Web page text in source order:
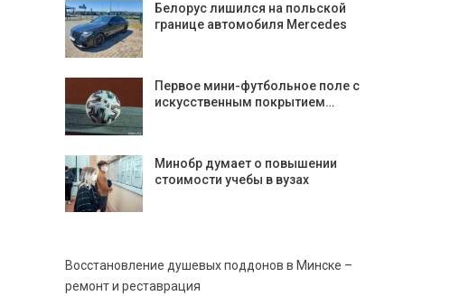
Белорус лишился на польской
границе автомобиля Mercedes
Первое мини-футбольное поле с
искусственным покрытием…
Минобр думает о повышении
стоимости учебы в вузах
Восстановление душевых поддонов в Минске –
ремонт и реставрация